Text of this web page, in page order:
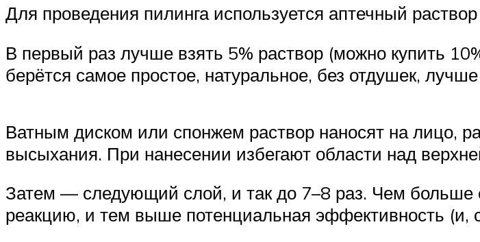
Для проведения пилинга используется аптечный
В первый раз лучше взять 5% раствор (можно купить
берётся самое простое, натуральное, без отдушек,
Ватным диском или спонжем раствор наносят на лицо,
высыхания. При нанесении избегают области над
Затем — следующий слой, и так до 7–8 раз. Чем больше
реакцию, и тем выше потенциальная эффективность (и,